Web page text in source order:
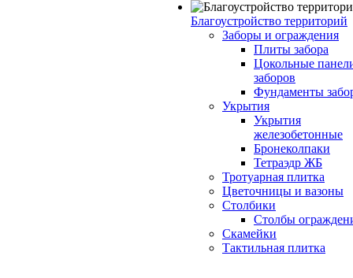
Благоустройство территорий
Заборы и ограждения
Плиты забора
Цокольные
заборов
Фундаменты
Укрытия
Укрытия
железобетонные
Бронеколпаки
Тетраэдр ЖБ
Тротуарная плитка
Цветочницы и вазоны
Столбики
Столбы
Скамейки
Тактильная плитка